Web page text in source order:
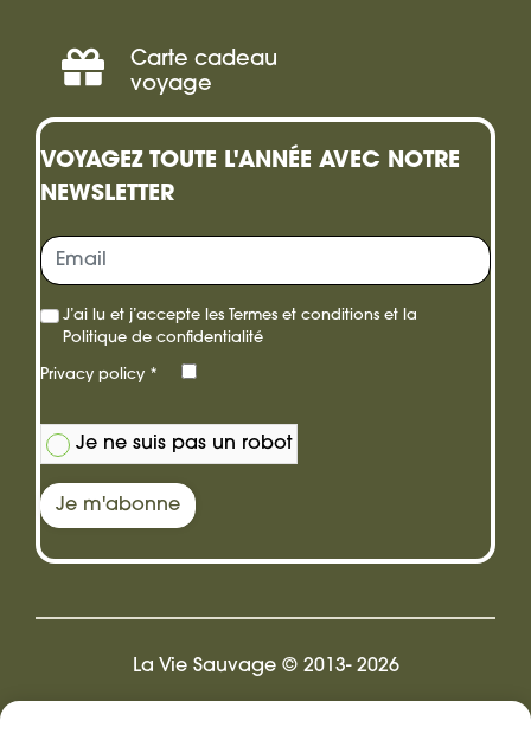
Incentive
Carte cadeau
voyage
Offrir
une
carte
cadeau
VOYAGEZ TOUTE L'ANNÉE AVEC NOTRE
NEWSLETTER
J’ai lu et j’accepte les Termes et conditions et la
Politique de confidentialité
Privacy policy *
Je ne suis pas un robot
Je m'abonne
La Vie Sauvage © 2013- 2026